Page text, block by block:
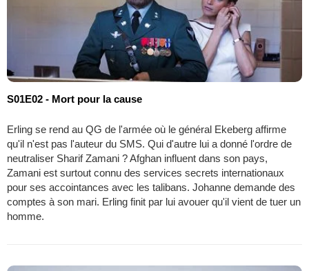
S01E02 - Mort pour la cause
Erling se rend au QG de l'armée où le général Ekeberg affirme
qu'il n'est pas l'auteur du SMS. Qui d'autre lui a donné l'ordre de
neutraliser Sharif Zamani ? Afghan influent dans son pays,
Zamani est surtout connu des services secrets internationaux
pour ses accointances avec les talibans. Johanne demande des
comptes à son mari. Erling finit par lui avouer qu'il vient de tuer un
homme.